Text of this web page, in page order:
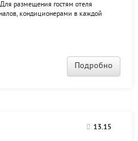
размещения гостям отеля
кондиционерами в каждой
возможен полупансион.
Подробно
13.15